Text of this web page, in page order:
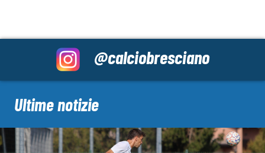
@calciobresciano
Ultime notizie